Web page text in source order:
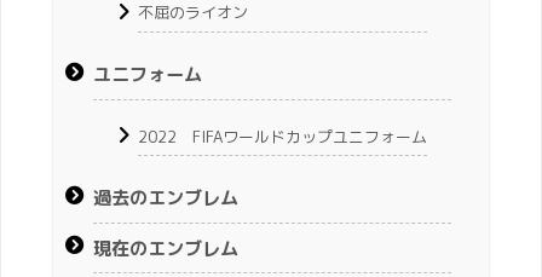
不屈のライオン
ユニフォーム
2022 FIFAワールドカップユニフォーム
過去のエンブレム
現在のエンブレム